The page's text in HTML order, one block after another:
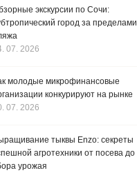
экскурсии по Сочи:
город за пределами
07. 2026
молодые микрофинансовые
конкурируют на рынке
07. 2026
тыквы Enzo: секреты
агротехники от посева до
урожая